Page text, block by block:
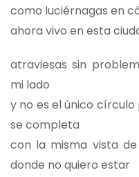
como luciérnagas en
ahora vivo en esta
atraviesas sin
mi lado
y no es el único
se completa
con la misma vista
donde no quiero estar